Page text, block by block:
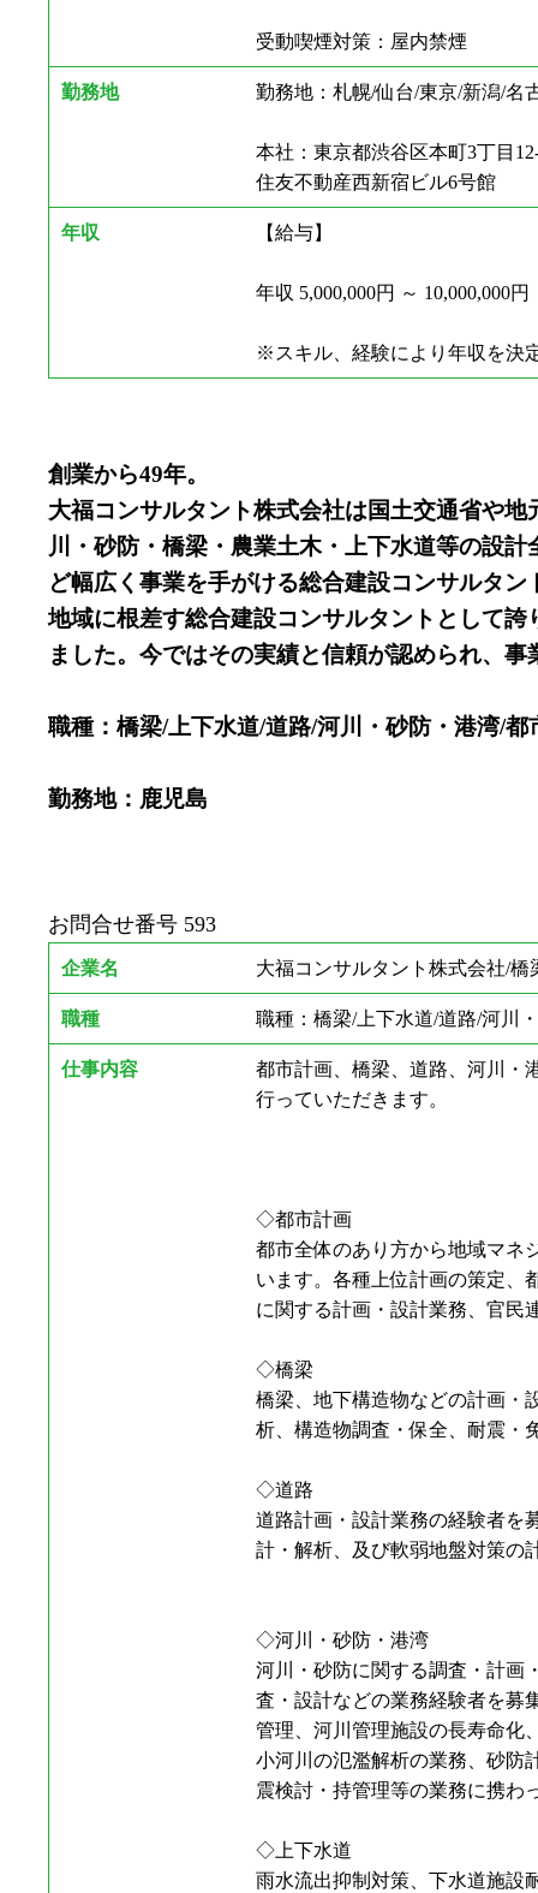
受動喫煙対策：屋内禁煙
勤務地 勤務地：札幌/仙台/東京/新潟/名
本社：東京都渋谷区本町3丁目
住友不動産西新宿ビル6号館
年収 【給与】
年収 5,000,000円 ～ 10,000,000円
※スキル、経験により年収を決
創業から49年。
大福コンサルタント株式会社は国土交通省や
川・砂防・橋梁・農業土木・上下水道等の設
ど幅広く事業を手がける総合建設コンサルタン
地域に根差す総合建設コンサルタントとして
ました。今ではその実績と信頼が認められ、
職種：橋梁/上下水道/道路/河川・砂防・港湾/都
勤務地：鹿児島
お問合せ番号 593
企業名 大福コンサルタント株式会社/
職種 職種：橋梁/上下水道/道路/河川
仕事内容
都市計画、橋梁、道路、河川・
行っていただきます。
◇都市計画
都市全体のあり方から地域マネ
います。各種上位計画の策定、
に関する計画・設計業務、官民
◇橋梁
橋梁、地下構造物などの計画・
析、構造物調査・保全、耐震・
◇道路
道路計画・設計業務の経験者を
計・解析、及び軟弱地盤対策の
◇河川・砂防・港湾
河川・砂防に関する調査・計画
査・設計などの業務経験者を募
管理、河川管理施設の長寿命化
小河川の氾濫解析の業務、砂防
震検討・持管理等の業務に携わ
◇上下水道
雨水流出抑制対策、下水道施設